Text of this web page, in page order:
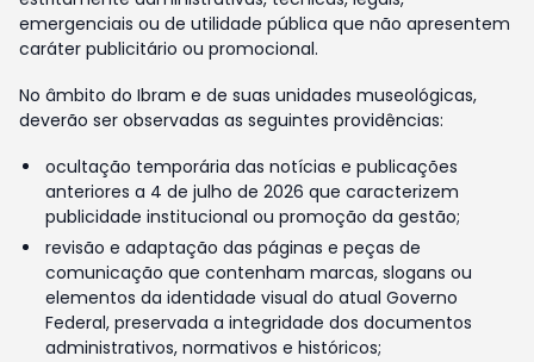
emergenciais ou de utilidade pública que não apresentem
caráter publicitário ou promocional.
No âmbito do Ibram e de suas unidades museológicas,
deverão ser observadas as seguintes providências:
ocultação temporária das notícias e publicações
anteriores a 4 de julho de 2026 que caracterizem
publicidade institucional ou promoção da gestão;
revisão e adaptação das páginas e peças de
comunicação que contenham marcas, slogans ou
elementos da identidade visual do atual Governo
Federal, preservada a integridade dos documentos
administrativos, normativos e históricos;